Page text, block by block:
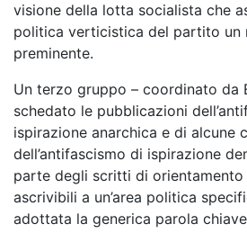
visione della lotta socialista che
politica verticistica del partito un
preminente.
Un terzo gruppo – coordinato da
schedato le pubblicazioni
ispirazione anarchica e di alcune
dell’antifascismo di ispirazione
parte degli scritti di
ascrivibili a un’area politica
adottata la generica parola